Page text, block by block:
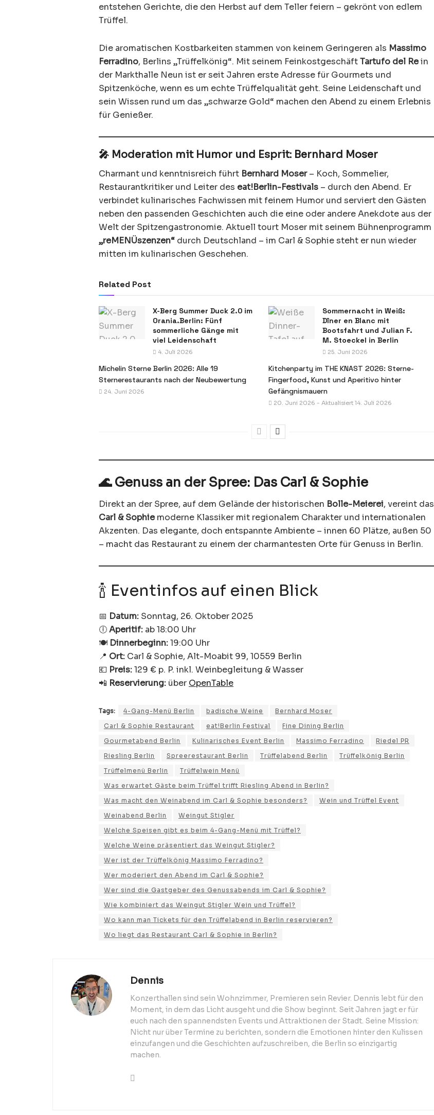
entstehen Gerichte, die den Herbst auf dem Teller feiern – gekrönt von edlem
Trüffel.
Die aromatischen Kostbarkeiten stammen von keinem Geringeren als Massimo
Ferradino, Berlins „Trüffelkönig“. Mit seinem FeinkostgeschäftTartufo del Rein
der Markthalle Neun ist er seit Jahren erste Adresse für Gourmets und
Spitzenköche, wenn es um echte Trüffelqualität geht. Seine Leidenschaft und
sein Wissen rund um das „schwarze Gold“ machen den Abend zu einem Erlebnis
für Genießer.
🎤 Moderation mit Humor und Esprit: Bernhard Moser
Charmant und kenntnisreich führt Bernhard Moser– Koch, Sommelier,
Restaurantkritiker und Leiter des eat!Berlin-Festivals – durch den Abend. Er
verbindet kulinarisches Fachwissen mit feinem Humor und serviert den Gästen
neben den passenden Geschichten auch die eine oder andere Anekdote aus der
Welt der Spitzengastronomie. Aktuell tourt Moser mit seinem Bühnenprogramm
„reMENÜszenzen“ durch Deutschland – im Carl & Sophie steht er nun wieder
mitten im kulinarischen Geschehen.
Related Post
X-Berg Summer Duck 2.0 im
Orania.Berlin: Fünf
sommerliche Gänge mit
viel Leidenschaft
4. Juli 2026
Sommernacht in Weiß:
Dîner en Blanc mit
Bootsfahrt und Julian F.
M. Stoeckel in Berlin
25. Juni 2026
Michelin Sterne Berlin 2026: Alle 19
Sternerestaurants nach der Neubewertung
24. Juni 2026
Kitchenparty im THE KNAST 2026: Sterne-
Fingerfood, Kunst und Aperitivo hinter
Gefängnismauern
20. Juni 2026 - Aktualisiert 14. Juli 2026
🌊 Genuss an der Spree: Das Carl & Sophie
Direkt an der Spree, auf dem Gelände der historischen Bolle-Meierei, vereint das
Carl & Sophiemoderne Klassiker mit regionalem Charakter und internationalen
Akzenten. Das elegante, doch entspannte Ambiente – innen 60 Plätze, außen 50
– macht das Restaurant zu einem der charmantesten Orte für Genuss in Berlin.
🍾 Eventinfos auf einen Blick
📅 Datum: Sonntag, 26. Oktober 2025
🕕Aperitif: ab 18:00 Uhr
🍽️ Dinnerbeginn:19:00 Uhr
📍 Ort: Carl & Sophie, Alt-Moabit 99, 10559 Berlin
💶 Preis:129 € p. P. inkl. Weinbegleitung & Wasser
📲 Reservierung: über OpenTable
Tags: 4-Gang-Menü Berlin badische Weine
Bernhard Moser
Carl & Sophie Restaurant
eat!Berlin Festival
Fine Dining Berlin
Gourmetabend Berlin
Kulinarisches Event Berlin Massimo Ferradino
Riedel PR
Riesling Berlin
Spreerestaurant Berlin Trüffelabend Berlin
Trüffelkönig Berlin
Trüffelmenü Berlin
Trüffelwein Menü
Was erwartet Gäste beim Trüffel trifft Riesling Abend in Berlin?
Was macht den Weinabend im Carl & Sophie besonders?
Wein und Trüffel Event
Weinabend Berlin
Weingut Stigler
Welche Speisen gibt es beim 4-Gang-Menü mit Trüffel?
Welche Weine präsentiert das Weingut Stigler?
Wer ist der Trüffelkönig Massimo Ferradino?
Wer moderiert den Abend im Carl & Sophie?
Wer sind die Gastgeber des Genussabends im Carl & Sophie?
Wie kombiniert das Weingut Stigler Wein und Trüffel?
Wo kann man Tickets für den Trüffelabend in Berlin reservieren?
Wo liegt das Restaurant Carl & Sophie in Berlin?
Dennis
Konzerthallen sind sein Wohnzimmer, Premieren sein Revier. Dennis lebt für den
Moment, in dem das Licht ausgeht und die Show beginnt. Seit Jahren jagt er für
euch nach den spannendsten Events und Attraktionen der Stadt. Seine Mission:
Nicht nur über Termine zu berichten, sondern die Emotionen hinter den Kulissen
einzufangen und die Geschichten aufzuschreiben, die Berlin so einzigartig
machen.